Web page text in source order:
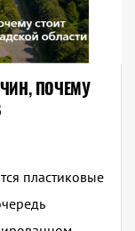
ПОЧЕМУ
пластиковые